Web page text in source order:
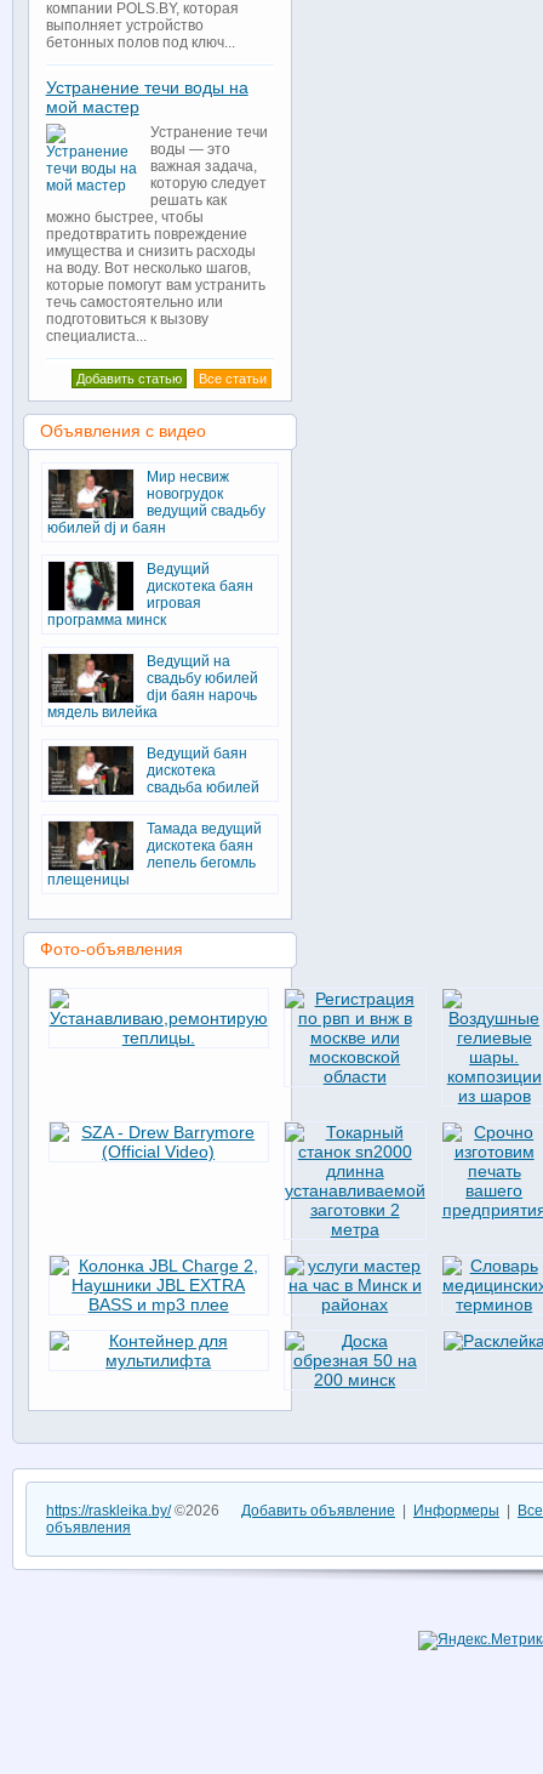
компании POLS.BY, которая
выполняет устройство
бетонных полов под ключ...
Устранение течи воды на
мой мастер
Устранение течи
воды — это
важная задача,
которую следует
решать как
можно быстрее, чтобы
предотвратить повреждение
имущества и снизить расходы
на воду. Вот несколько шагов,
которые помогут вам устранить
течь самостоятельно или
подготовиться к вызову
специалиста...
Все статьи
Добавить статью
Объявления с видео
Мир несвиж
новогрудок
ведущий свадьбу
юбилей dj и баян
Ведущий
дискотека баян
игровая
программа минск
Ведущий на
свадьбу юбилей
djи баян нарочь
мядель вилейка
Ведущий баян
дискотека
свадьба юбилей
Тамада ведущий
дискотека баян
лепель бегомль
плещеницы
Фото-объявления
https://raskleika.by/©2026 Добавить объявление Информеры
объявления